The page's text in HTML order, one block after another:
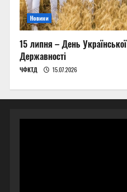
Новини
15 липня – День Української
Державності
ЧФКТД 15.07.2026